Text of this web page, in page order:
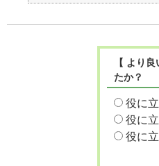
【 より
たか？
役に
役に
役に